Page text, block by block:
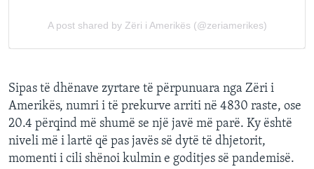
Sipas të dhënave zyrtare të përpunuara nga Zëri i
Amerikës, numri i të prekurve arriti në 4830 raste, ose
20.4 përqind më shumë se një javë më parë. Ky është
niveli më i lartë që pas javës së dytë të dhjetorit,
momenti i cili shënoi kulmin e goditjes së pandemisë.